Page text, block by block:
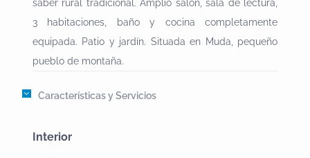
saber rural tradicional. Amplio salón, sala de lectura,
3 habitaciones, baño y cocina completamente
equipada. Patio y jardín. Situada en Muda, pequeño
pueblo de montaña.
Características y Servicios
Interior